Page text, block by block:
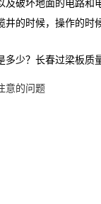
的时候，操作的
少？长春过梁板
意的问题